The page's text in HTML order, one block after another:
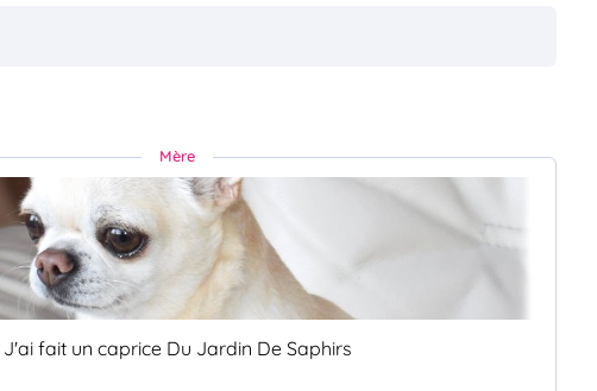
Mère
J'ai fait un caprice Du Jardin De Saphirs